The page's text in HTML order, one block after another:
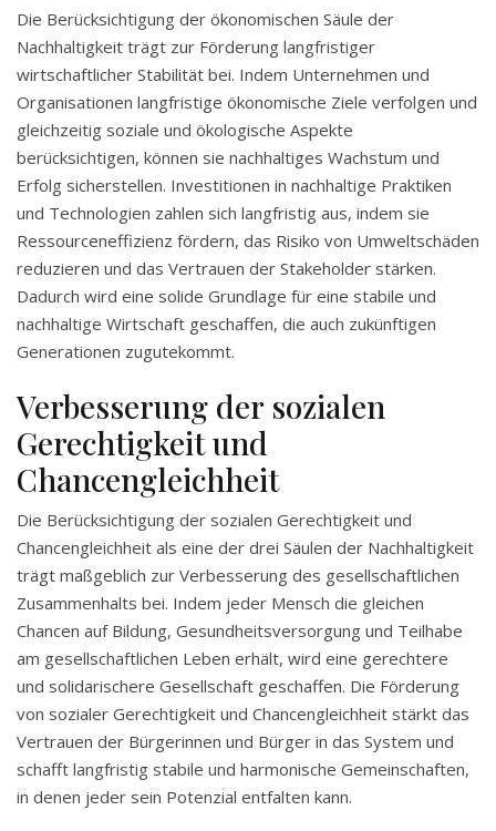
Die Berücksichtigung der ökonomischen Säule der
Nachhaltigkeit trägt zur Förderung langfristiger
wirtschaftlicher Stabilität bei. Indem Unternehmen und
Organisationen langfristige ökonomische Ziele verfolgen und
gleichzeitig soziale und ökologische Aspekte
berücksichtigen, können sie nachhaltiges Wachstum und
Erfolg sicherstellen. Investitionen in nachhaltige Praktiken
und Technologien zahlen sich langfristig aus, indem sie
Ressourceneffizienz fördern, das Risiko von Umweltschäden
reduzieren und das Vertrauen der Stakeholder stärken.
Dadurch wird eine solide Grundlage für eine stabile und
nachhaltige Wirtschaft geschaffen, die auch zukünftigen
Generationen zugutekommt.
Verbesserung der sozialen
Gerechtigkeit und
Chancengleichheit
Die Berücksichtigung der sozialen Gerechtigkeit und
Chancengleichheit als eine der drei Säulen der Nachhaltigkeit
trägt maßgeblich zur Verbesserung des gesellschaftlichen
Zusammenhalts bei. Indem jeder Mensch die gleichen
Chancen auf Bildung, Gesundheitsversorgung und Teilhabe
am gesellschaftlichen Leben erhält, wird eine gerechtere
und solidarischere Gesellschaft geschaffen. Die Förderung
von sozialer Gerechtigkeit und Chancengleichheit stärkt das
Vertrauen der Bürgerinnen und Bürger in das System und
schafft langfristig stabile und harmonische Gemeinschaften,
in denen jeder sein Potenzial entfalten kann.